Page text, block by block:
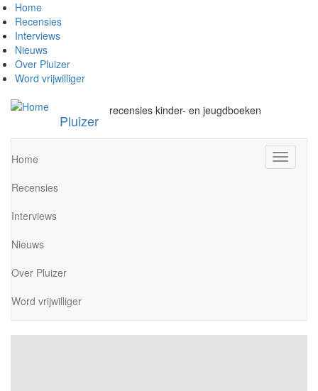
Overslaan
en
naar
de
inhoud
gaan
Home
Recensies
Interviews
Nieuws
Over Pluizer
Word vrijwilliger
Pluizer
recensies kinder- en jeugdboeken
wisselen
Home
Recensies
Interviews
Nieuws
Over Pluizer
Word vrijwilliger